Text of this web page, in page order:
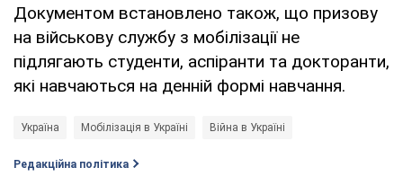
Документом встановлено також, що призову
на військову службу з мобілізації не
підлягають студенти, аспіранти та докторанти,
які навчаються на денній формі навчання.
Україна Мобілізація в Україні Війна в Україні
Редакційна політика